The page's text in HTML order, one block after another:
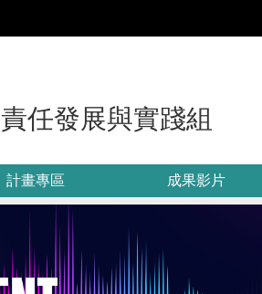
任發展與實踐組
計畫專區 成果影片